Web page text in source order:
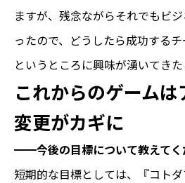
ますが、残念ながらそれでもビ
ったので、どうしたら成功するチ
というところに興味が湧いてきた
これからのゲーム
変更がカギに
━━今後の目標について教えてく
短期的な目標としては、『コト